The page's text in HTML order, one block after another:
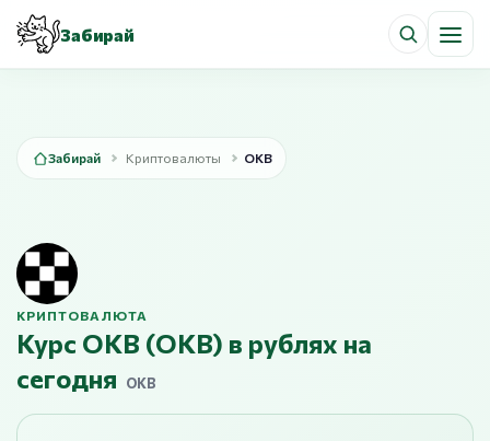
Забирай
Забирай Криптовалюты OKB
КРИПТОВАЛЮТА
Курс OKB (OKB) в рублях на
сегодня
OKB